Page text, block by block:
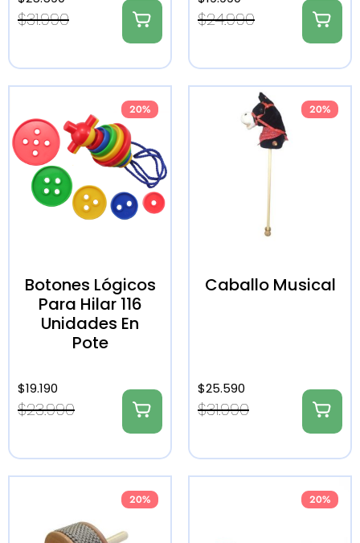
$31.990 $24.990
20%
Botones Lógicos
Para Hilar 116
Unidades En
Pote
$23.990
$19.190
20%
Caballo Musical
$31.990
$25.590
20% 20%